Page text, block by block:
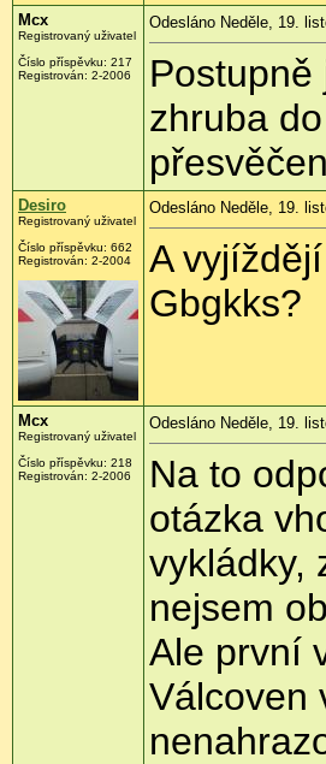
Mcx
Registrovaný uživatel
Číslo příspěvku: 217
Registrován: 2-2006
Odesláno Neděle, 19.
zhruba
Desiro
Registrovaný uživatel
Číslo příspěvku: 662
Registrován: 2-2004
Odesláno Neděle, 19.
A
Gbgkks?
Mcx
Registrovaný uživatel
Číslo příspěvku: 218
Registrován: 2-2006
Odesláno Neděle, 19.
Na to
otázka
vykládky,
nejsem
Ale první
Válcoven